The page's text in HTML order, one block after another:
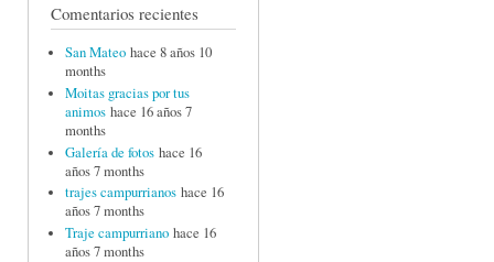
Comentarios recientes
San Mateo hace 8 años 10
months
Moitas gracias por tus
animos hace 16 años 7
months
Galería de fotos hace 16
años 7 months
trajes campurrianos hace 16
años 7 months
Traje campurriano hace 16
años 7 months